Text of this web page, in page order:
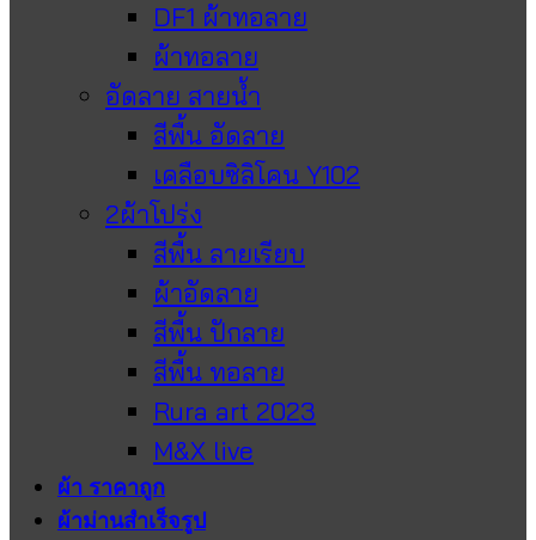
DF1 ผ้าทอลาย
ผ้าทอลาย
อัดลาย สายน้ำ
สีพื้น อัดลาย
เคลือบซิลิโคน Y102
2ผ้าโปร่ง
สีพื้น ลายเรียบ
ผ้าอัดลาย
สีพื้น ปักลาย
สีพื้น ทอลาย
Rura art 2023
M&X live
ผ้า ราคาถูก
ผ้าม่านสำเร็จรูป